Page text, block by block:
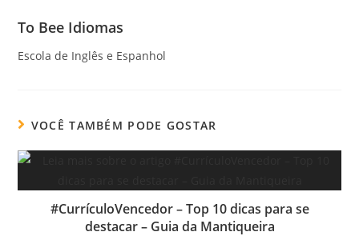
To Bee Idiomas
Escola de Inglês e Espanhol
VOCÊ TAMBÉM PODE GOSTAR
#CurrículoVencedor – Top 10 dicas para se
destacar – Guia da Mantiqueira